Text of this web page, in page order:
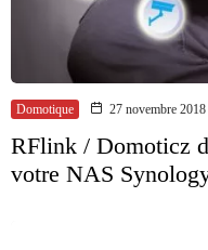
Domotique 27 novembre 2018
RFlink / Domoticz
votre NAS